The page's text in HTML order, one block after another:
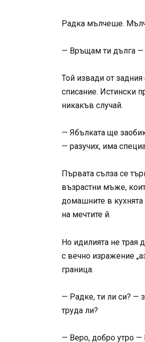
Радка мълчеше.
— Връщам ти дълга —
Той извади от
списание. Истински
никакъв случай.
— Ябълката ще
— разучих, има
Първата сълза се
възрастни мъже,
домашните в
на мечтите й.
Но идилията не трая
с вечно изражение
граница.
— Радке, ти ли си? —
труда ли?
— Веро, добро утро —